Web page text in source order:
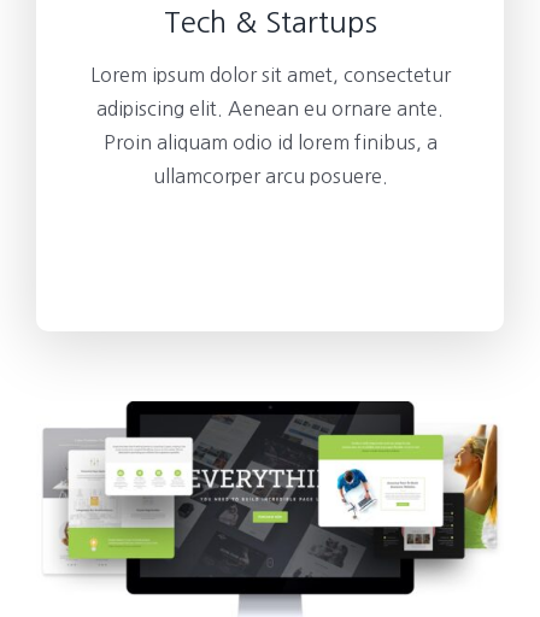
Tech & Startups
Lorem ipsum dolor sit amet, consectetur
adipiscing elit. Aenean eu ornare ante.
Proin aliquam odio id lorem finibus, a
ullamcorper arcu posuere.